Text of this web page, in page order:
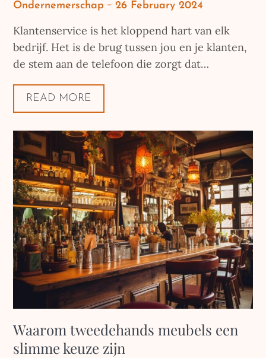
Ondernemerschap
Posted
26 February 2024
Klantenservice is het kloppend hart van elk
bedrijf. Het is de brug tussen jou en je klanten,
de stem aan de telefoon die zorgt dat…
READ MORE
Waarom tweedehands meubels een
slimme keuze zijn